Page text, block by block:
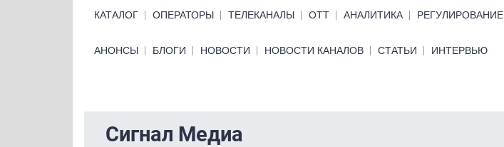
КАТАЛОГ ОПЕРАТОРЫ ТЕЛЕКАНАЛЫ ОТТ АНАЛИТИКА РЕГУЛИРОВАНИЕ
Primary links bottom
АНОНСЫ БЛОГИ НОВОСТИ НОВОСТИ КАНАЛОВ СТАТЬИ ИНТЕРВЬЮ
Сигнал Медиа